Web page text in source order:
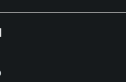
To jen